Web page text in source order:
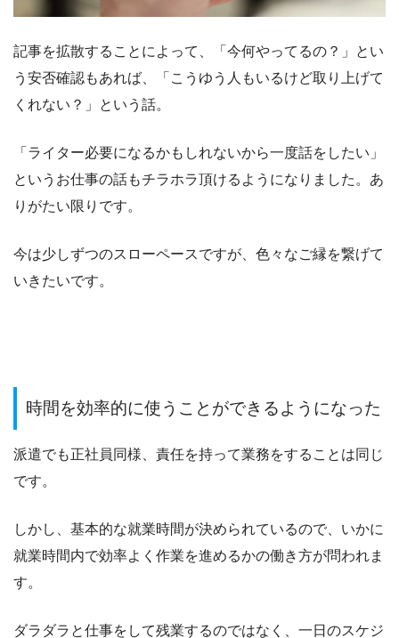
記事を拡散することによって、「今何やってるの？」とい
う安否確認もあれば、「こうゆう人もいるけど取り上げて
くれない？」という話。
「ライター必要になるかもしれないから一度話をしたい」
というお仕事の話もチラホラ頂けるようになりました。あ
りがたい限りです。
今は少しずつのスローペースですが、色々なご縁を繋げて
いきたいです。
時間を効率的に使うことができるようになった
派遣でも正社員同様、責任を持って業務をすることは同じ
です。
しかし、基本的な就業時間が決められているので、いかに
就業時間内で効率よく作業を進めるかの働き方が問われま
す。
ダラダラと仕事をして残業するのではなく、一日のスケジ